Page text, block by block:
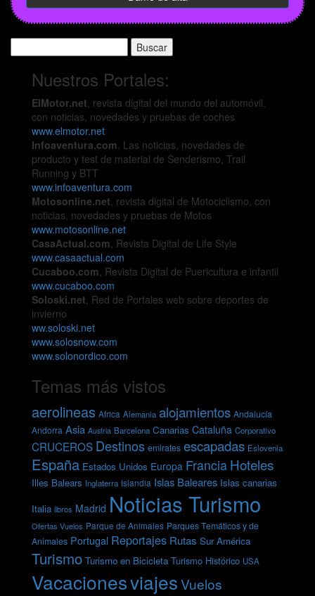
Nuestros Portales:
ElMotor.net , revista digital del mundo del automóvil,
con noticias, novedades y pruebas de coches
www.elmotor.net
Infoaventura.com , Las noticias, novedades de
producto y test de material de Senderismo, Trail
Running y BTT
www.infoaventura.com
Motosonline.net , revista digital de Motociclismo, con
noticias, novedades y pruebas de Motos
www.motosonline.net
CasaActual.com , Revista Digital de Life Style
www.casaactual.com
Cucaboo.com , Revista Digital de Puericultura e infantil
www.cucaboo.com
Soloski.net , Red de Portales web sobre deportes de
invierno
ww.soloski.net
www.solosnow.com
www.solonordico.com
Temas más vistos
aerolineas Africa Alemania alojamientos Andalucía
Andorra Asia Austria Barcelona Canarias Cataluña Corporativo
CRUCEROS Destinos emirates escapadas Eslovenia
España Estados Unidos Europa Francia Hoteles
Illes Balears Inglaterra Islandia Islas Baleares Islas canarias
Italia libros Madrid Noticias Turismo
Ofertas Vuelos Parque de Animales Parques Temáticos y de
Animales Portugal Reportajes Rutas Sur América
Turismo Turismo en Bicicleta Turismo Histórico USA
VacacionesviajesVuelos